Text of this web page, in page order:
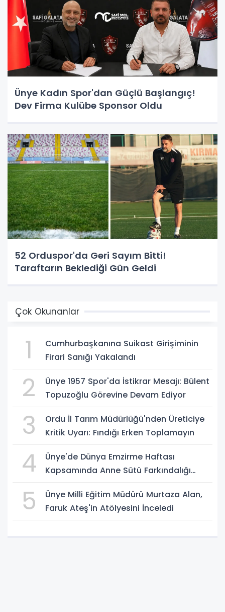
Ünye Kadın Spor'dan Güçlü Başlangıç!
Dev Firma Kulübe Sponsor Oldu
52 Orduspor'da Geri Sayım Bitti!
Taraftarın Beklediği Gün Geldi
Çok Okunanlar
1
Cumhurbaşkanına Suikast Girişiminin
Firari Sanığı Yakalandı
2
Ünye 1957 Spor'da İstikrar Mesajı: Bülent
Topuzoğlu Görevine Devam Ediyor
3
Ordu İl Tarım Müdürlüğü'nden Üreticiye
Kritik Uyarı: Fındığı Erken Toplamayın
4
Ünye'de Dünya Emzirme Haftası
Kapsamında Anne Sütü Farkındalığı
5
Ünye Milli Eğitim Müdürü Murtaza Alan,
Faruk Ateş'in Atölyesini İnceledi